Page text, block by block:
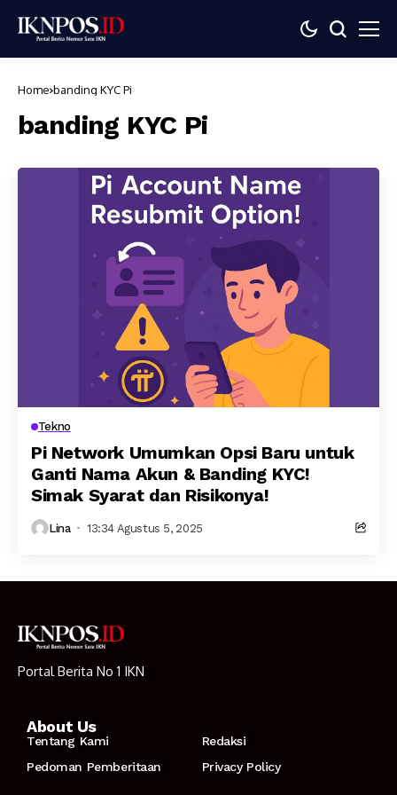
Home banding KYC Pi
banding KYC Pi
Tekno
Pi Network Umumkan Opsi Baru untuk
Ganti Nama Akun & Banding KYC!
Simak Syarat dan Risikonya!
Lina 13:34 Agustus 5, 2025
Portal Berita No 1 IKN
About Us
Tentang Kami
Redaksi
Pedoman Pemberitaan
Privacy Policy